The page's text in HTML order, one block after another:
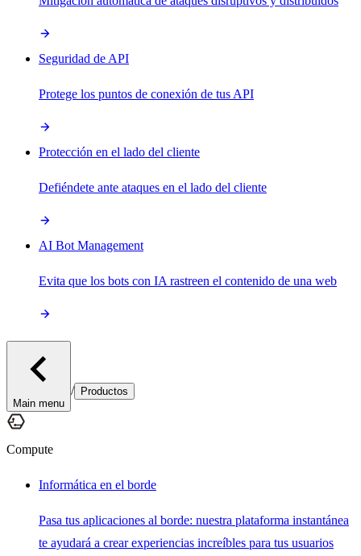
Seguridad de API
Protege los puntos de conexión de tus API
Protección en el lado del cliente
Defiéndete ante ataques en el lado del cliente
AI Bot Management
Evita que los bots con IA rastreen el contenido de una web
Main menu
/ Productos
Compute
Informática en el borde
Pasa tus aplicaciones al borde: nuestra plataforma instantánea
te ayudará a crear experiencias increíbles para tus usuarios